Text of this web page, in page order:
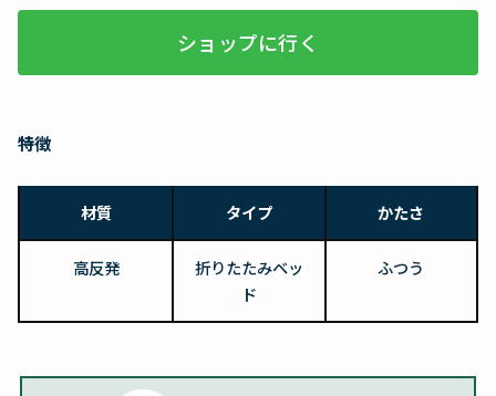
ショップに行く
特徴
材質 タイプ かたさ
高反発
折りたたみベッ
ド
ふつう